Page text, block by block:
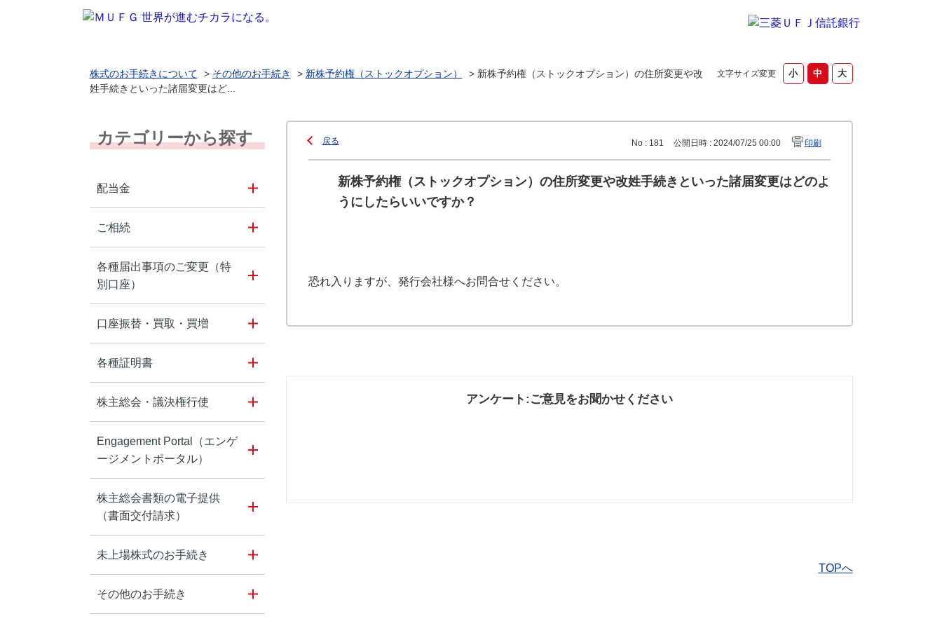
文字サイズ変更
株式のお手続きについて > その他のお手続き > 新株予約権（ストックオプション） > 新株予約権（ストックオプション）の住所変更や改
姓手続きといった諸届変更はど...
カテゴリーから探す
配当金
ご相続
各種届出事項のご変更（特
別口座）
口座振替・買取・買増
各種証明書
株主総会・議決権行使
Engagement Portal（エンゲ
ージメントポータル）
株主総会書類の電子提供
（書面交付請求）
未上場株式のお手続き
その他のお手続き
戻る No : 181 公開日時 : 2024/07/25 00:00 印刷
新株予約権（ストックオプション）の住所変更や改姓手続きといった諸届変更はどのよ
うにしたらいいですか？
恐れ入りますが、発行会社様へお問合せください。
アンケート:ご意見をお聞かせください
TOPへ